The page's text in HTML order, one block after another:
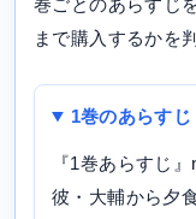
巻ごとのあらすじ
まで購入するかを
1巻のあらすじ
『1巻あらすじ
彼・大輔から夕